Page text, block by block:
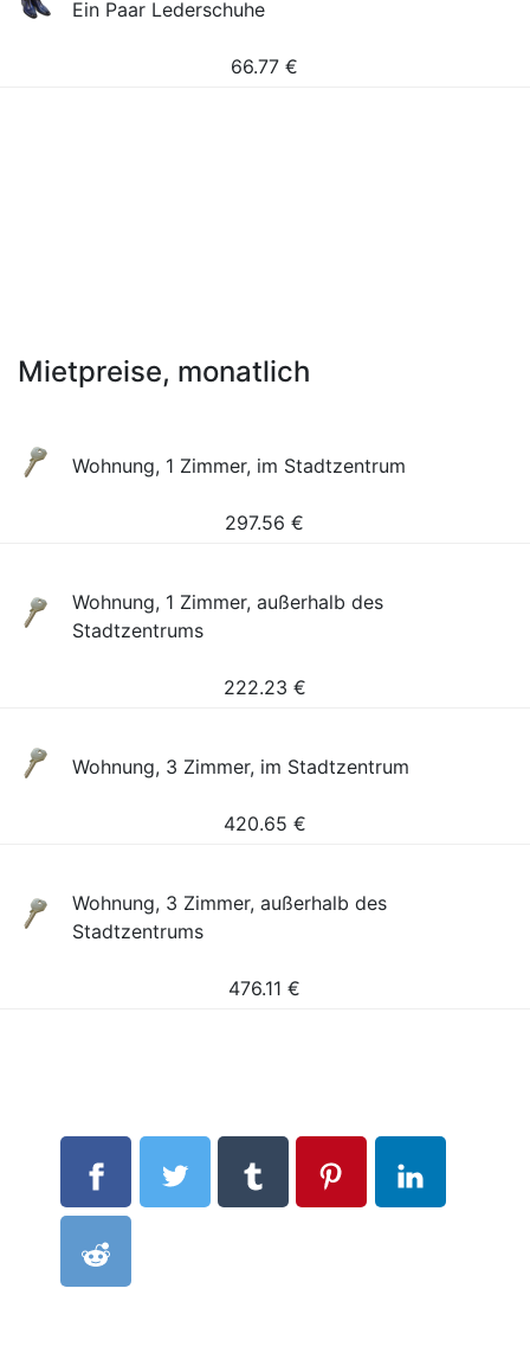
Ein Paar Lederschuhe
66.77 €
Mietpreise, monatlich
Wohnung, 1 Zimmer, im Stadtzentrum
297.56 €
Wohnung, 1 Zimmer, außerhalb des
Stadtzentrums
222.23 €
Wohnung, 3 Zimmer, im Stadtzentrum
420.65 €
Wohnung, 3 Zimmer, außerhalb des
Stadtzentrums
476.11 €